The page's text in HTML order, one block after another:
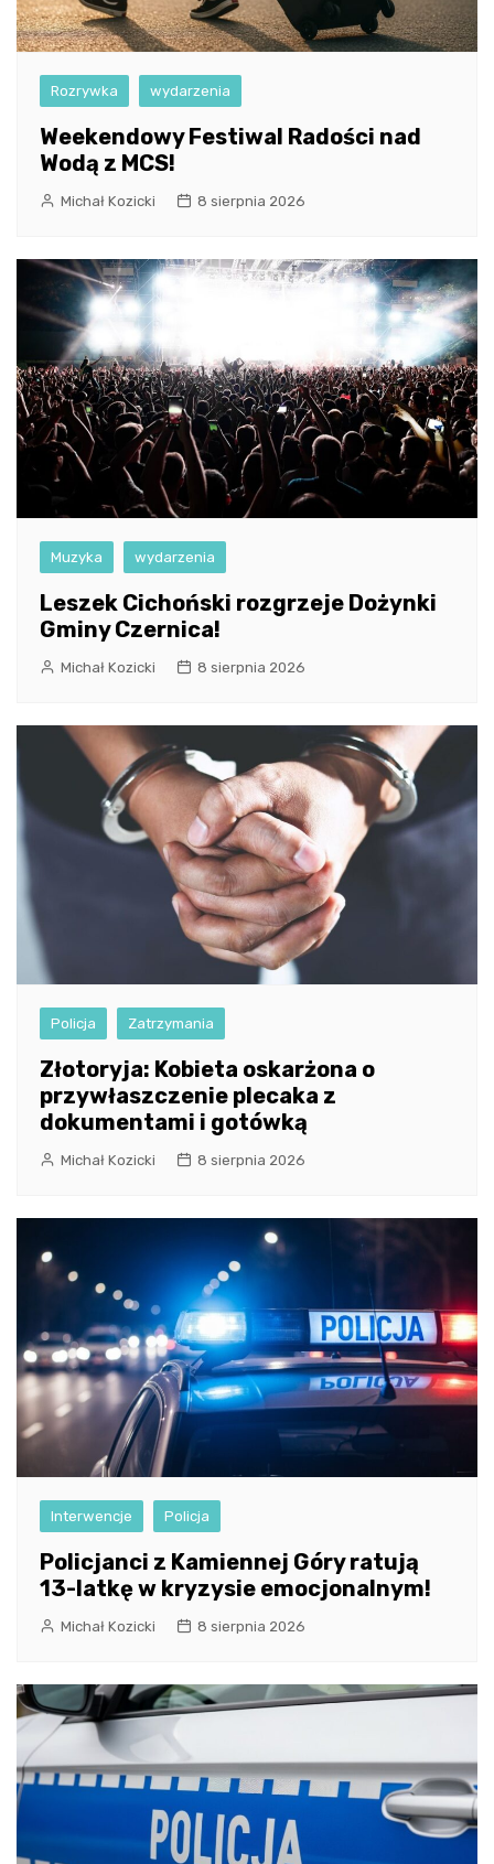
Rozrywka wydarzenia
Weekendowy Festiwal Radości nad
Wodą z MCS!
Michał Kozicki 8 sierpnia 2026
Muzyka wydarzenia
Leszek Cichoński rozgrzeje Dożynki
Gminy Czernica!
Michał Kozicki 8 sierpnia 2026
Policja Zatrzymania
Złotoryja: Kobieta oskarżona o
przywłaszczenie plecaka z
dokumentami i gotówką
Michał Kozicki 8 sierpnia 2026
Interwencje Policja
Policjanci z Kamiennej Góry ratują
13-latkę w kryzysie emocjonalnym!
Michał Kozicki 8 sierpnia 2026